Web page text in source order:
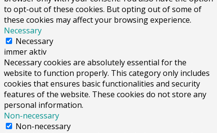
to opt-out of these cookies. But opting out of some of
these cookies may affect your browsing experience.
Necessary
Necessary
immer aktiv
Necessary cookies are absolutely essential for the
website to function properly. This category only includes
cookies that ensures basic functionalities and security
features of the website. These cookies do not store any
personal information.
Non-necessary
Non-necessary